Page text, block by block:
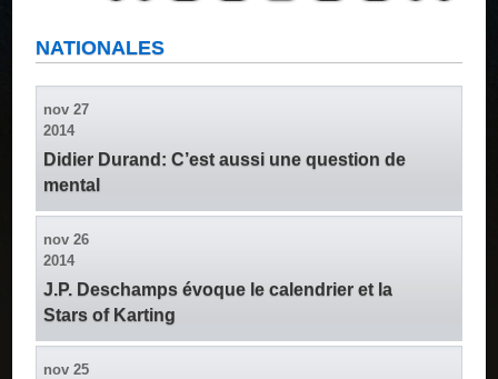
NATIONALES
nov 27
2014
Didier Durand: C’est aussi une question de
mental
nov 26
2014
J.P. Deschamps évoque le calendrier et la
Stars of Karting
nov 25